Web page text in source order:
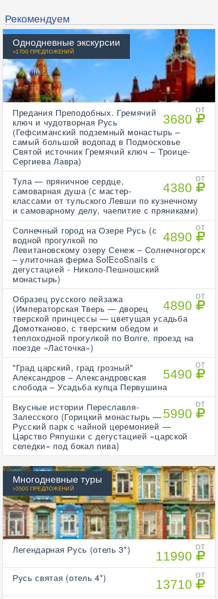
Рекомендуем
Однодневные экскурсии
>1700 ПРЕДЛОЖЕНИЙ
ОТ
3680
Предания Преподобных. Гремячий
ключ и чудотворная Русь
(Гефсиманский подземный монастырь –
самый большой водопад в Подмосковье
Святой источник Гремячий ключ – Троице-
Сергиева Лавра)
ОТ
4380
Тула — пряничное сердце,
самоварная душа (с мастер-
классами от тульского Левши по кузнечному
и самоварному делу, чаепитие с пряниками)
ОТ
4890
Солнечный город на Озере Русь (с
водной прогулкой по
Левитановскому озеру Сенеж – Солнечногорск
– улиточная ферма SolEcoSnails с
дегустацией - Николо-Пешношский
монастырь)
ОТ
4890
Образец русского пейзажа
(Императорская Тверь — дворец
тверской принцессы — цветущая усадьба
Домотканово, с тверским обедом и
теплоходной прогулкой по Волге, проезд на
поезде «Ласточка»)
ОТ
5490
"Град царский, град грозный"
Александров – Александровская
слобода – Усадьба купца Первушина
ОТ
5990
Вкусные истории Переславля-
Залесского (Горицкий монастырь —
Русский парк с чайной церемонией —
Царство Ряпушки с дегустацией «царской
селедки» под бокал пива)
Многодневные туры
>3500 ПРЕДЛОЖЕНИЙ
ОТ
11990
Легендарная Русь (отель 3*)
ОТ
13710
Русь святая (отель 4*)